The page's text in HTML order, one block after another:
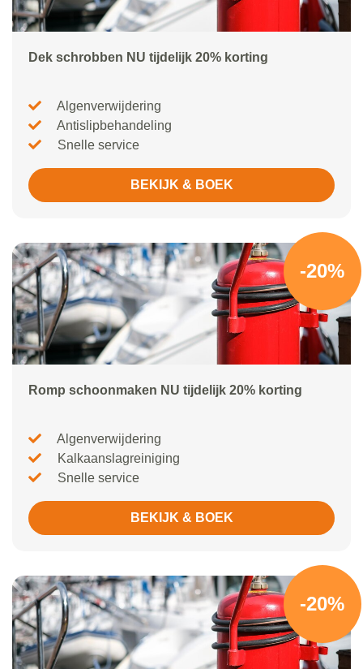
Dek schrobben NU tijdelijk 20% korting
Algenverwijdering
Antislipbehandeling
Snelle service
BEKIJK & BOEK
-20%
Romp schoonmaken NU tijdelijk 20% korting
Algenverwijdering
Kalkaanslagreiniging
Snelle service
BEKIJK & BOEK
-20%